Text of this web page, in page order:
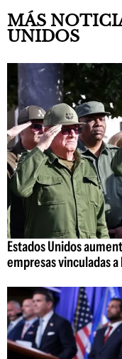
MÁS
UNIDOS
Estados Unidos
empresas vinculadas